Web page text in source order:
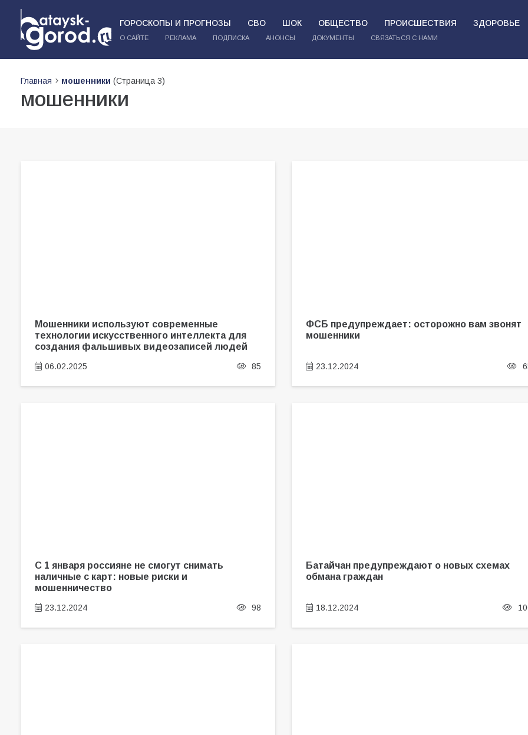
ГОРОСКОПЫ И ПРОГНОЗЫ СВО ШОК ОБЩЕСТВО ПРОИСШЕСТВИЯ ЗДОРОВЬЕ
О САЙТЕ РЕКЛАМА ПОДПИСКА АНОНСЫ ДОКУМЕНТЫ СВЯЗАТЬСЯ С НАМИ
Главная мошенники (Страница 3)
мошенники
Мошенники используют современные
технологии искусственного интеллекта для
создания фальшивых видеозаписей людей
06.02.2025 85
ФСБ предупреждает: осторожно вам звонят
мошенники
23.12.2024
С 1 января россияне не смогут снимать
наличные с карт: новые риски и
мошенничество
23.12.2024 98
Батайчан предупреждают о новых схемах
обмана граждан
18.12.2024